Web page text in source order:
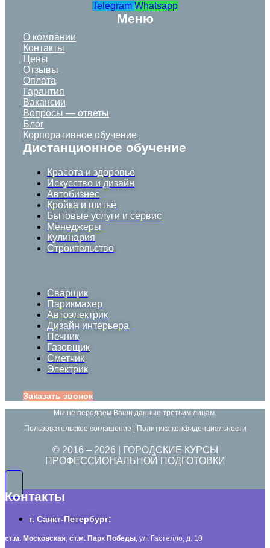
Telegram Whatsapp
Меню
О компании
Контакты
Цены
Отзывы
Оплата
Гарантия
Вакансии
Вопросы — ответы
Блог
Корпоративное обучение
Дистанционное обучение
Красота и здоровье
Искусство и дизайн
Автобизнес
Кройка и шитьё
Бытовые услуги и сервис
Менеджеры
Кулинария
Строительство
Сварщик
Парикмахер
Автоэлектрик
Дизайн интерьера
Печник
Газовщик
Сметчик
Электрик
Заказать звонок
Мы не передаём Ваши данные третьим лицам.
Пользовательское соглашение
Политика конфиденциальности
© 2016 – 2026 | ГОРОДСКИЕ КУРСЫ
ПРОФЕССИОНАЛЬНОЙ ПОДГОТОВКИ
Контакты
г. Санкт-Петербург:
ст.м. Московская, ст.м. Парк Победы, ул. Гастелло, д. 10